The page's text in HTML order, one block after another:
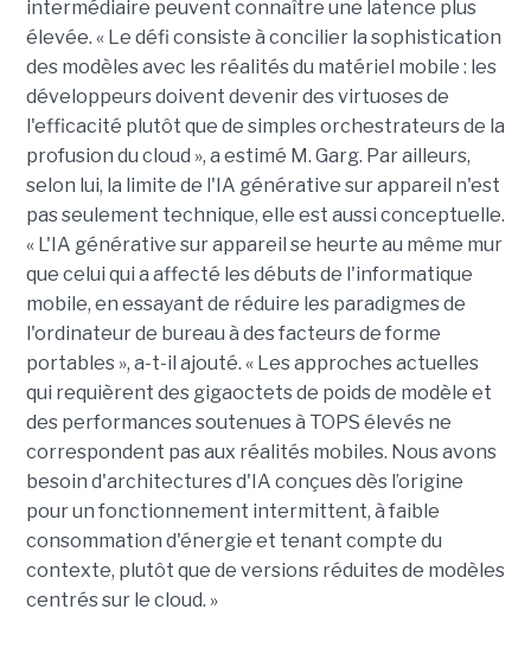
intermédiaire peuvent connaître une latence plus
élevée. « Le défi consiste à concilier la sophistication
des modèles avec les réalités du matériel mobile : les
développeurs doivent devenir des virtuoses de
l'efficacité plutôt que de simples orchestrateurs de la
profusion du cloud », a estimé M. Garg. Par ailleurs,
selon lui, la limite de l'IA générative sur appareil n'est
pas seulement technique, elle est aussi conceptuelle.
« L'IA générative sur appareil se heurte au même mur
que celui qui a affecté les débuts de l'informatique
mobile, en essayant de réduire les paradigmes de
l'ordinateur de bureau à des facteurs de forme
portables », a-t-il ajouté. « Les approches actuelles
qui requièrent des gigaoctets de poids de modèle et
des performances soutenues à TOPS élevés ne
correspondent pas aux réalités mobiles. Nous avons
besoin d'architectures d'IA conçues dès l’origine
pour un fonctionnement intermittent, à faible
consommation d'énergie et tenant compte du
contexte, plutôt que de versions réduites de modèles
centrés sur le cloud. »